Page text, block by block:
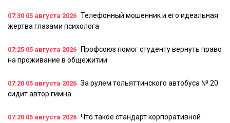
07:30 05 августа 2026 Телефонный мошенник и его идеальная
жертва глазами психолога
07:25 05 августа 2026
Профсоюз помог студенту вернуть право
на проживание в общежитии
07:20 05 августа 2026 За рулем тольяттинского автобуса № 20
сидит автор гимна
07:20 05 августа 2026 Что такое стандарт корпоративной